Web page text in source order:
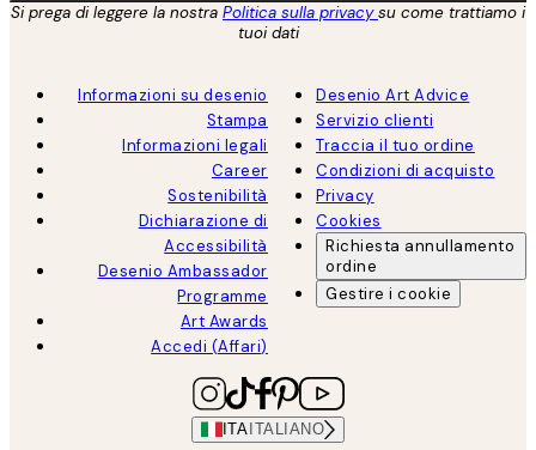
Si prega di leggere la nostra Politica sulla privacysu come trattiamo i
tuoi dati
Informazioni su desenio
Stampa
Informazioni legali
Career
Sostenibilità
Dichiarazione di
Accessibilità
Desenio Ambassador
Programme
Art Awards
Accedi (Affari)
Desenio Art Advice
Servizio clienti
Traccia il tuo ordine
Condizioni di acquisto
Privacy
Cookies
Richiesta annullamento
ordine
Gestire i cookie
ITA ITALIANO